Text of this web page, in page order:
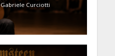
Gabriele Curciotti